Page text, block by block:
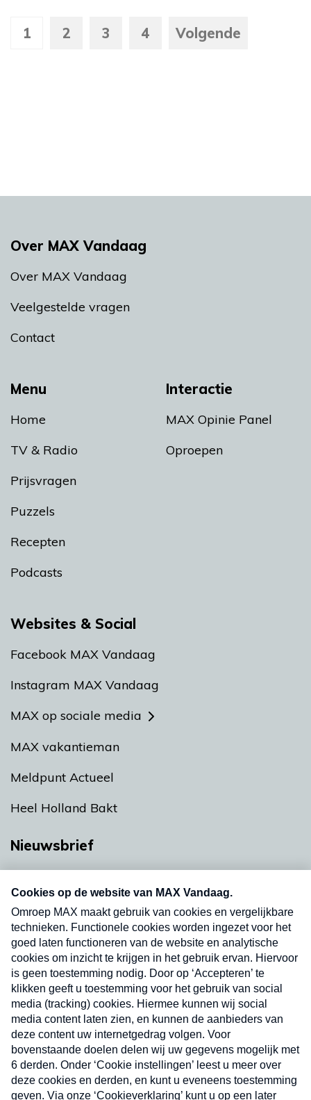
1 2 3 4 Volgende
Menu
Home
TV & Radio
Prijsvragen
Puzzels
Recepten
Podcasts
Interactie
MAX Opinie Panel
Oproepen
Over MAX Vandaag
Over MAX Vandaag
Veelgestelde vragen
Contact
Websites & Social
Facebook MAX Vandaag
Instagram MAX Vandaag
MAX op sociale media
MAX vakantieman
Meldpunt Actueel
Heel Holland Bakt
Nieuwsbrief
nieuwsbrief. Elke vrijdag- en dinsdagochtend in
uw mailbox.
Verzend
Nieuwsbrief